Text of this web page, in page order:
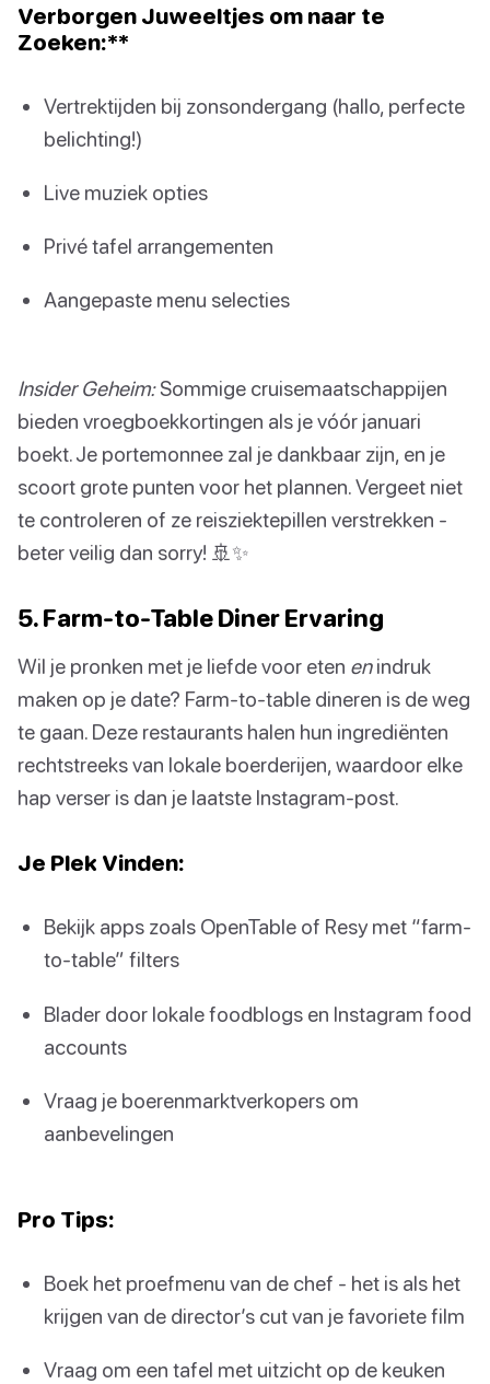
Verborgen Juweeltjes om naar te
Zoeken:**
Vertrektijden bij zonsondergang (hallo, perfecte
belichting!)
Live muziek opties
Privé tafel arrangementen
Aangepaste menu selecties
Insider Geheim:Sommige cruisemaatschappijen
bieden vroegboekkortingen als je vóór januari
boekt. Je portemonnee zal je dankbaar zijn, en je
scoort grote punten voor het plannen. Vergeet niet
te controleren of ze reisziektepillen verstrekken -
beter veilig dan sorry! 🚢✨
5. Farm-to-Table Diner Ervaring
Wil je pronken met je liefde voor eten enindruk
maken op je date? Farm-to-table dineren is de weg
te gaan. Deze restaurants halen hun ingrediënten
rechtstreeks van lokale boerderijen, waardoor elke
hap verser is dan je laatste Instagram-post.
Je Plek Vinden:
Bekijk apps zoals OpenTable of Resy met “farm-
to-table” filters
Blader door lokale foodblogs en Instagram food
accounts
Vraag je boerenmarktverkopers om
aanbevelingen
Pro Tips:
Boek het proefmenu van de chef - het is als het
krijgen van de director’s cut van je favoriete film
Vraag om een tafel met uitzicht op de keuken